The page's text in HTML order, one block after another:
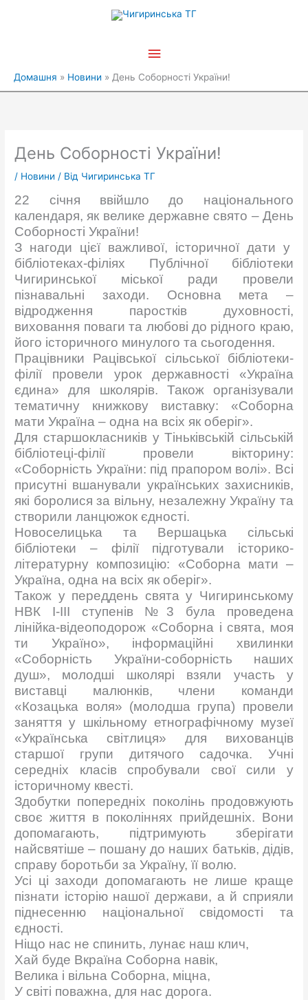
Головне
Домашня Новини День Соборності України!
День Соборності України!
/ Новини / Від Чигиринська ТГ
22 січня ввійшло до національного
календаря, як велике державне свято – День
Соборності України!
З нагоди цієї важливої, історичної дати у
бібліотеках-філіях Публічної бібліотеки
Чигиринської міської ради провели
пізнавальні заходи. Основна мета –
відродження паростків духовності,
виховання поваги та любові до рідного краю,
його історичного минулого та сьогодення.
Працівники Рацівської сільської бібліотеки-
філії провели урок державності «Україна
єдина» для школярів. Також організували
тематичну книжкову виставку: «Соборна
мати Україна – одна на всіх як оберіг».
Для старшокласників у Тіньківській сільській
бібліотеці-філії провели вікторину:
«Соборність України: під прапором волі». Всі
присутні вшанували українських захисників,
які боролися за вільну, незалежну Україну та
створили ланцюжок єдності.
Новоселицька та Вершацька сільські
бібліотеки – філії підготували історико-
літературну композицію: «Соборна мати –
Україна, одна на всіх як оберіг».
Також упереддень свята у Чигиринському
НВК І-ІІІ ступенів №3 була проведена
лінійка-відеоподорож «Соборна і свята, моя
ти Україно», інформаційні хвилинки
«Соборність України-соборність наших
душ», молодші школярі взяли участь у
виставці малюнків, члени команди
«Козацька воля» (молодша група) провели
заняття у шкільному етнографічному музеї
«Українська світлиця» для вихованців
старшої групи дитячого садочка. Учні
середніх класів спробували свої сили у
історичному квесті.
Здобутки попередніх поколінь продовжують
своє життя в поколіннях прийдешніх. Вони
допомагають, підтримують зберігати
найсвятіше – пошану до наших батьків, дідів,
справу боротьби за Україну, її волю.
Усі ці заходи допомагають не лише краще
пізнати історію нашої держави, а й сприяли
піднесенню національної свідомості та
єдності.
Ніщо нас не спинить, лунає наш клич,
Хай буде Вкраїна Соборна навік,
Велика і вільна Соборна, міцна,
У світі поважна, для нас дорога.